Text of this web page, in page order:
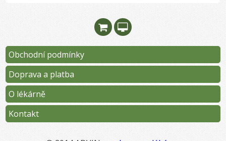
Obchodní podmínky
Doprava a platba
O lékárně
Kontakt